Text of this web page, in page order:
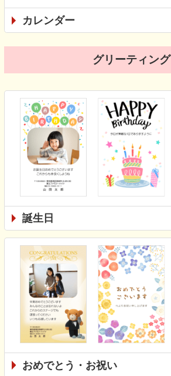
カレンダー
グリーティング
誕生日
おめでとう・お祝い